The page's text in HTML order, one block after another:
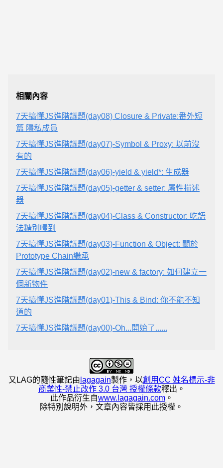
相關內容
7天搞懂JS進階議題(day08) Closure & Private:番外短
篇 隱私成員
7天搞懂JS進階議題(day07)-Symbol & Proxy: 以前沒
有的
7天搞懂JS進階議題(day06)-yield & yield*: 生成器
7天搞懂JS進階議題(day05)-getter & setter: 屬性描述
器
7天搞懂JS進階議題(day04)-Class & Constructor: 吃語
法糖別噎到
7天搞懂JS進階議題(day03)-Function & Object: 關於
Prototype Chain繼承
7天搞懂JS進階議題(day02)-new & factory: 如何建立一
個新物件
7天搞懂JS進階議題(day01)-This & Bind: 你不能不知
道的
7天搞懂JS進階議題(day00)-Oh...開始了......
又LAG的隨性筆記由 lagagain製作，以創用CC 姓名標示-非
商業性-禁止改作 3.0 台灣 授權條款釋出。
此作品衍生自www.lagagain.com。
除特別說明外，文章內容皆採用此授權。